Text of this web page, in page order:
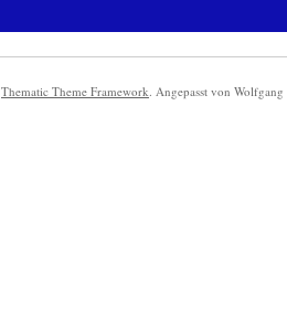
Thematic Theme Framework. Angepasst von